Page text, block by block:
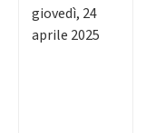
giovedì, 24
aprile 2025